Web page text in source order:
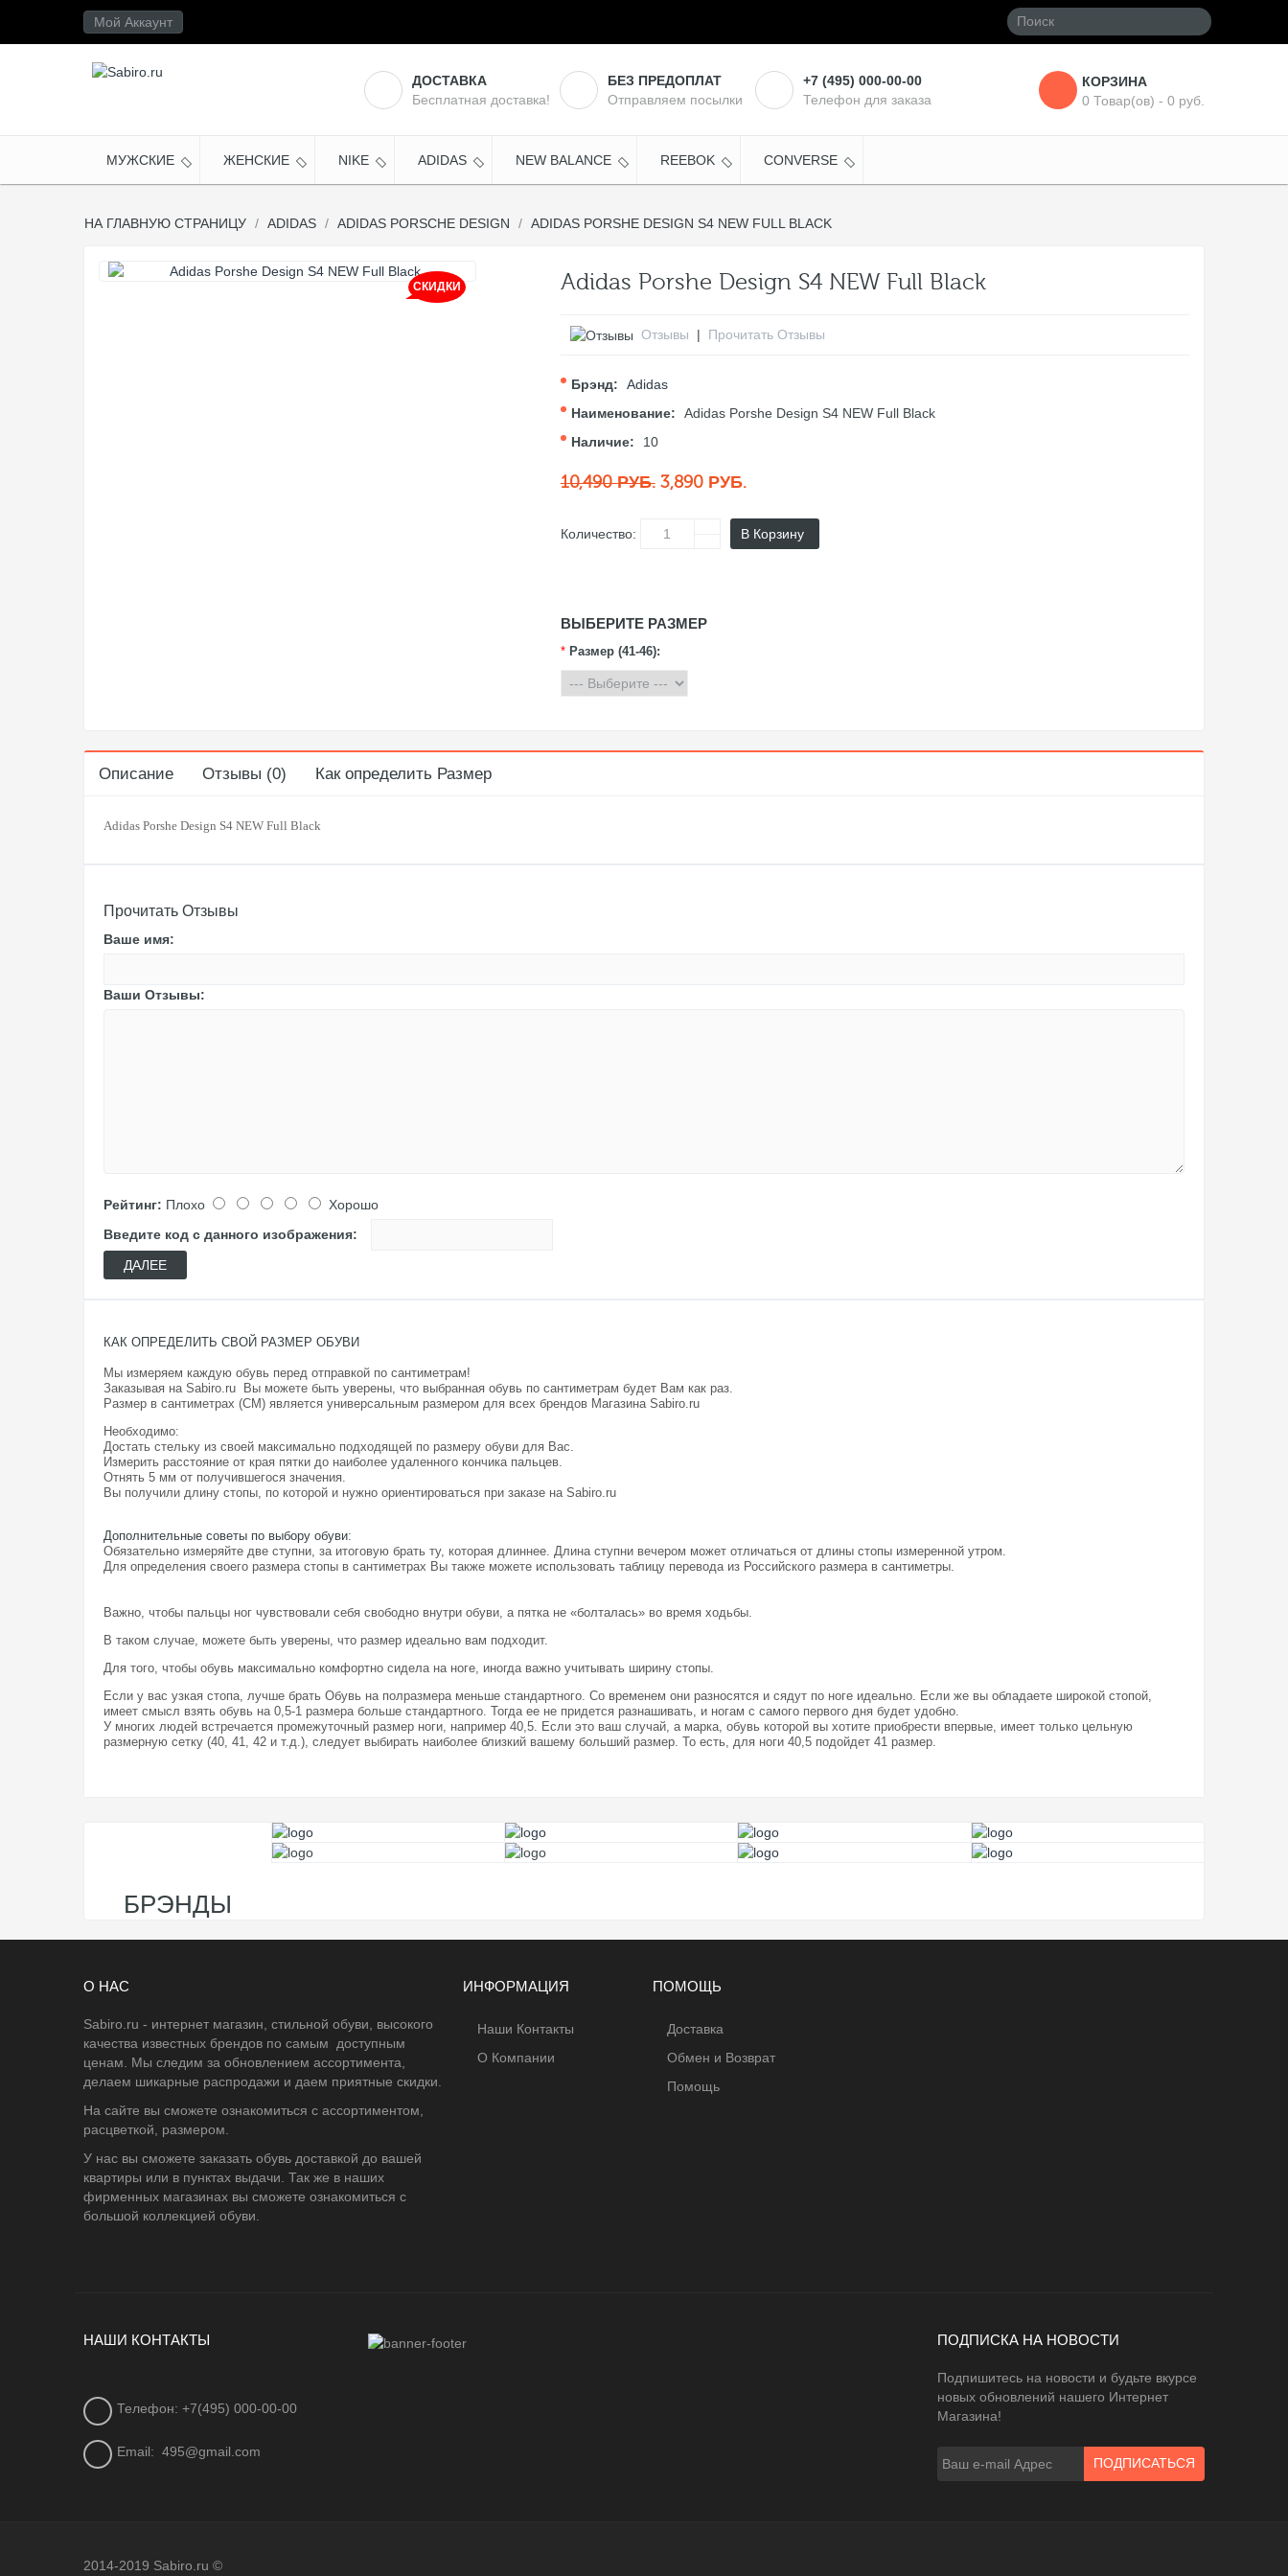
Мой Аккаунт
ДОСТАВКА
Бесплатная доставка!
БЕЗ ПРЕДОПЛАТ
Отправляем посылки
+7 (495) 000-00-00
Телефон для заказа
КОРЗИНА
0 Товар(ов) - 0 руб.
МУЖСКИЕ ЖЕНСКИЕ NIKE ADIDAS NEW BALANCE REEBOK CONVERSE
НА ГЛАВНУЮ СТРАНИЦУ ADIDAS ADIDAS PORSCHE DESIGN ADIDAS PORSHE DESIGN S4 NEW FULL BLACK
СКИДКИ Adidas Porshe Design S4 NEW Full Black
Отзывы | Прочитать Отзывы
Брэнд:
Adidas
Наименование:
Adidas Porshe Design S4 NEW Full Black
Наличие:
10
10,490 РУБ. 3,890 РУБ.
Количество: В Корзину
ВЫБЕРИТЕ РАЗМЕР
* Размер (41-46):
Описание Отзывы (0) Как определить Размер
Adidas Porshe Design S4 NEW Full Black
Прочитать Отзывы
Ваше имя:
Ваши Отзывы:
Рейтинг: Плохо
Хорошо
Введите код с данного изображения:
ДАЛЕЕ
КАК ОПРЕДЕЛИТЬ СВОЙ РАЗМЕР ОБУВИ
Мы измеряем каждую обувь перед отправкой по сантиметрам!
Заказывая на Sabiro.ru Вы можете быть уверены, что выбранная обувь по сантиметрам будет Вам как раз.
Размер в сантиметрах (СМ) является универсальным размером для всех брендов Магазина Sabiro.ru
Необходимо:
Достать стельку из своей максимально подходящей по размеру обуви для Вас.
Измерить расстояние от края пятки до наиболее удаленного кончика пальцев.
Отнять 5 мм от получившегося значения.
Вы получили длину стопы, по которой и нужно ориентироваться при заказе на Sabiro.ru
Дополнительные советы по выбору обуви:
Обязательно измеряйте две ступни, за итоговую брать ту, которая длиннее. Длина ступни вечером может отличаться от длины стопы измеренной утром.
Для определения своего размера стопы в сантиметрах Вы также можете использовать таблицу перевода из Российского размера в сантиметры.
Важно, чтобы пальцы ног чувствовали себя свободно внутри обуви, а пятка не «болталась» во время ходьбы.
В таком случае, можете быть уверены, что размер идеально вам подходит.
Для того, чтобы обувь максимально комфортно сидела на ноге, иногда важно учитывать ширину стопы.
Если у вас узкая стопа, лучше брать Обувь на полразмера меньше стандартного. Со временем они разносятся и сядут по ноге идеально. Если же вы обладаете широкой стопой,
имеет смысл взять обувь на 0,5-1 размера больше стандартного. Тогда ее не придется разнашивать, и ногам с самого первого дня будет удобно.
У многих людей встречается промежуточный размер ноги, например 40,5. Если это ваш случай, а марка, обувь которой вы хотите приобрести впервые, имеет только цельную
размерную сетку (40, 41, 42 и т.д.), следует выбирать наиболее близкий вашему больший размер. То есть, для ноги 40,5 подойдет 41 размер.
БРЭНДЫ
О НАС
Sabiro.ru - интернет магазин, стильной обуви, высокого
качества известных брендов по самым доступным
ценам. Мы следим за обновлением ассортимента,
делаем шикарные распродажи и даем приятные скидки.
На сайте вы сможете ознакомиться с ассортиментом,
расцветкой, размером.
У нас вы сможете заказать обувь доставкой до вашей
квартиры или в пунктах выдачи. Так же в наших
фирменных магазинах вы сможете ознакомиться с
большой коллекцией обуви.
ИНФОРМАЦИЯ
Наши Контакты
О Компании
ПОМОЩЬ
Доставка
Обмен и Возврат
Помощь
НАШИ КОНТАКТЫ
Телефон: +7(495) 000-00-00
Email: 495@gmail.com
ПОДПИСКА НА НОВОСТИ
Подпишитесь на новости и будьте вкурсе
новых обновлений нашего Интернет
Магазина!
2014-2019 Sabiro.ru ©